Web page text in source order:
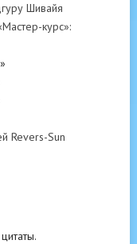
Шивайя
курс»:
Revers-Sun